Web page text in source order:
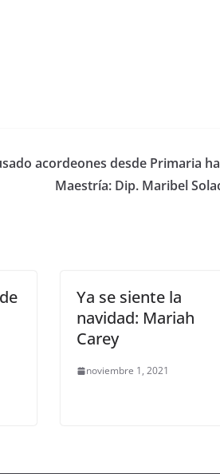
acordeones desde Primaria
Maestría: Dip. Maribel
Ya se siente la
navidad: Mariah
Carey
noviembre 1, 2021